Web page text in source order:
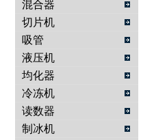
混合器
切片机
吸管
液压机
均化器
冷冻机
读数器
制冰机